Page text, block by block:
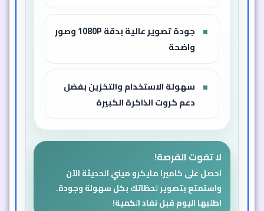
جودة تصوير عالية بدقة 1080P وصور
واضحة
سهولة الاستخدام والتخزين بفضل
دعم كروت الذاكرة الكبيرة
لا تفوت الفرصة!
احصل على كاميرا مايكرو ميني الحديثة الآن
واستمتع بتصوير لحظاتك بكل سهولة وجودة.
اطلبها اليوم قبل نفاد الكمية!